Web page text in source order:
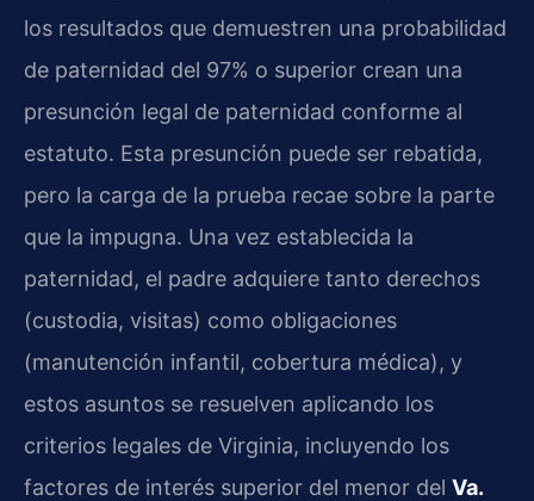
los resultados que demuestren una probabilidad
de paternidad del 97% o superior crean una
presunción legal de paternidad conforme al
estatuto. Esta presunción puede ser rebatida,
pero la carga de la prueba recae sobre la parte
que la impugna. Una vez establecida la
paternidad, el padre adquiere tanto derechos
(custodia, visitas) como obligaciones
(manutención infantil, cobertura médica), y
estos asuntos se resuelven aplicando los
criterios legales de Virginia, incluyendo los
factores de interés superior del menor del Va.